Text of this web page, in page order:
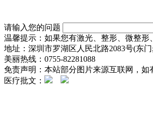
请输入您的问题
温馨提示：如果您有激光、整形、微整
地址：深圳市罗湖区人民北路2083号(东
美丽热线：0755-82281088
免责声明：本站部分图片来源互联网，如
医疗批文：